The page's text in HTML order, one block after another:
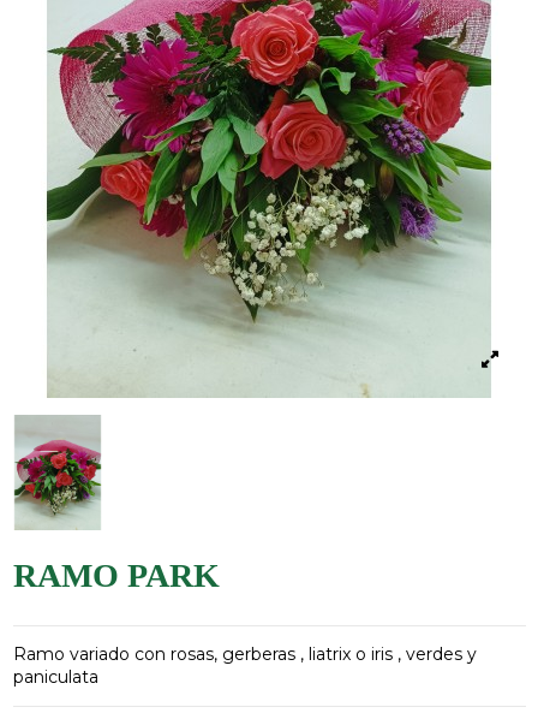
RAMO PARK
Ramo variado con rosas, gerberas , liatrix o iris , verdes y
paniculata